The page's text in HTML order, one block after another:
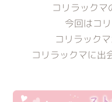
コリラック
今回はコ
コリラック
コリラックマに出